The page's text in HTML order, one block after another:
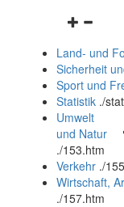
und
schließen
Land- und
Sicherheit
Sport und
Statistik ./
Umwelt
und Natur
./153.htm
Verkehr ./
Wirtschaft,
./157.htm